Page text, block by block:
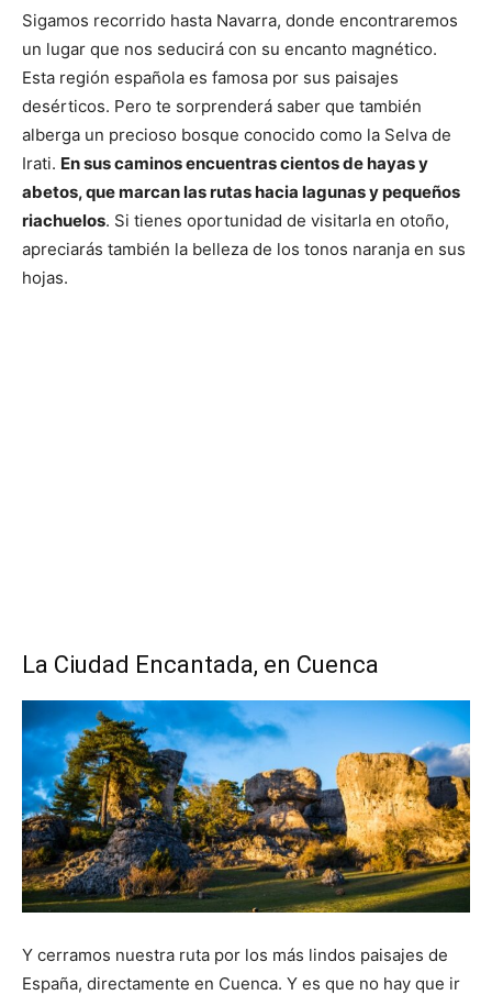
Sigamos recorrido hasta Navarra, donde encontraremos
un lugar que nos seducirá con su encanto magnético.
Esta región española es famosa por sus paisajes
desérticos. Pero te sorprenderá saber que también
alberga un precioso bosque conocido como la Selva de
Irati. En sus caminos encuentras cientos de hayas y
abetos, que marcan las rutas hacia lagunas y pequeños
riachuelos. Si tienes oportunidad de visitarla en otoño,
apreciarás también la belleza de los tonos naranja en sus
hojas.
La Ciudad Encantada, en Cuenca
Y cerramos nuestra ruta por los más lindos paisajes de
España, directamente en Cuenca. Y es que no hay que ir